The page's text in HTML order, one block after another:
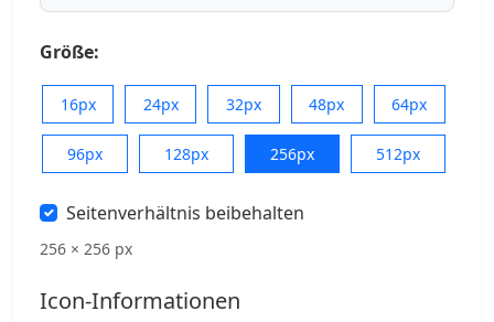
Größe:
16px 24px 32px 48px 64px
96px 128px 256px 512px
Seitenverhältnis beibehalten
256 × 256 px
Icon-Informationen